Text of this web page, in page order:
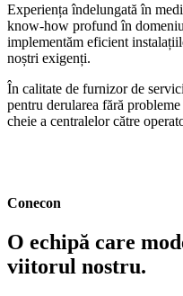
Experiența îndelungată în
know-how profund în
implementăm eficient
noștri exigenți.
În calitate de furnizor de
pentru derularea fără
cheie a centralelor către
Conecon
O echipă care
viitorul nostru.